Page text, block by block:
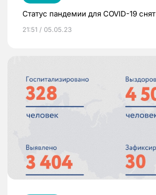
Статус пандемии для COVID-19 снят
21:51 / 05.05.23